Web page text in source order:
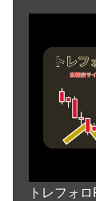
トレフォ